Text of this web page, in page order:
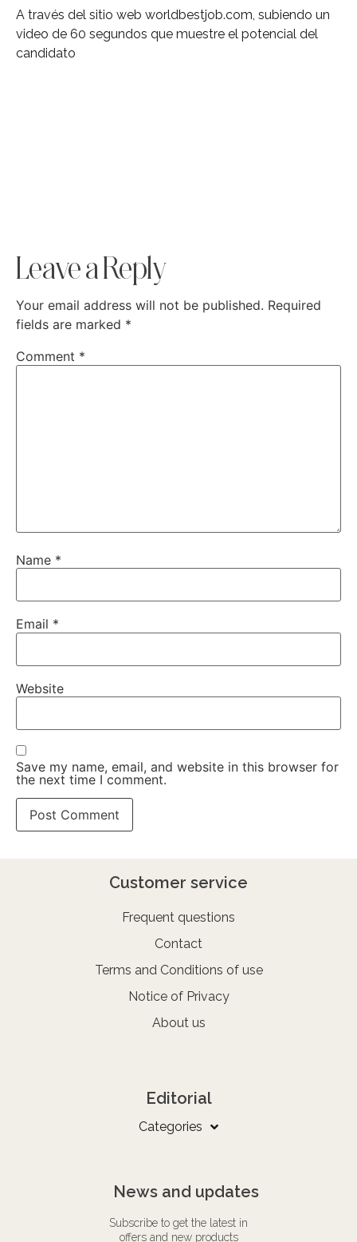
A través del sitio web worldbestjob.com, subiendo un
video de 60 segundos que muestre el potencial del
candidato
Leave a Reply
Your email address will not be published. Required
fields are marked *
Comment *
Name *
Email *
Website
Save my name, email, and website in this browser for
the next time I comment.
Customer service
Frequent questions
Contact
Terms and Conditions of use
Notice of Privacy
About us
Editorial
Categories
News and updates
Subscribe to get the latest in
offers and new products